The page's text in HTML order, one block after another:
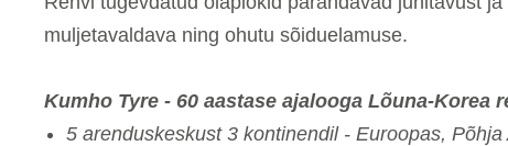
muljetavaldava ning ohutu sõiduelamuse.
Kumho Tyre - 60 aastase ajalooga Lõuna-Korea
5 arenduskeskust 3 kontinendil - Euroopas,